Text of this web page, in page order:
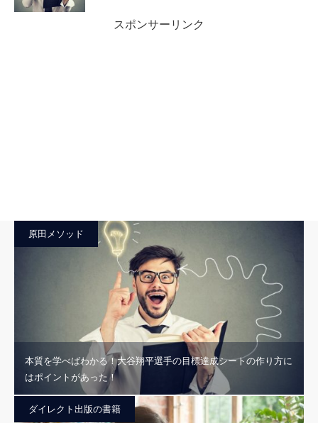
スポンサーリンク
原田メソッド
本質を学べばわかる！大谷翔平選手の目標達成シートの作り方に
はポイントがあった！
ダイレクト出版の書籍